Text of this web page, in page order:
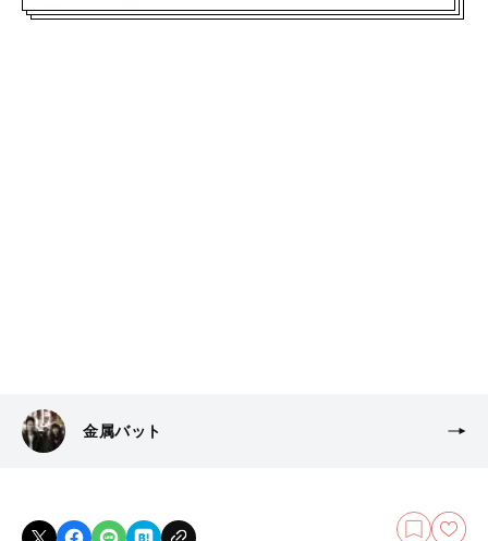
金属バット